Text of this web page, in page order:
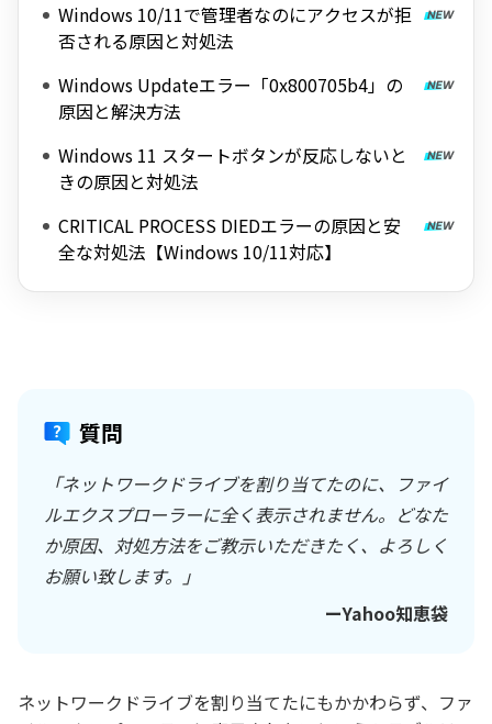
Windows 10/11で管理者なのにアクセスが拒
否される原因と対処法
Windows Updateエラー「0x800705b4」の
原因と解決方法
Windows 11 スタートボタンが反応しないと
きの原因と対処法
CRITICAL PROCESS DIEDエラーの原因と安
全な対処法【Windows 10/11対応】
質問
「ネットワークドライブを割り当てたのに、ファイ
ルエクスプローラーに全く表示されません。どなた
か原因、対処方法をご教示いただきたく、よろしく
お願い致します。」
ーYahoo知恵袋
ネットワークドライブを割り当てたにもかかわらず、ファ